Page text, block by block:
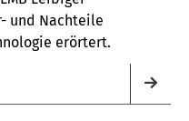
und Nachteile
erörtert.